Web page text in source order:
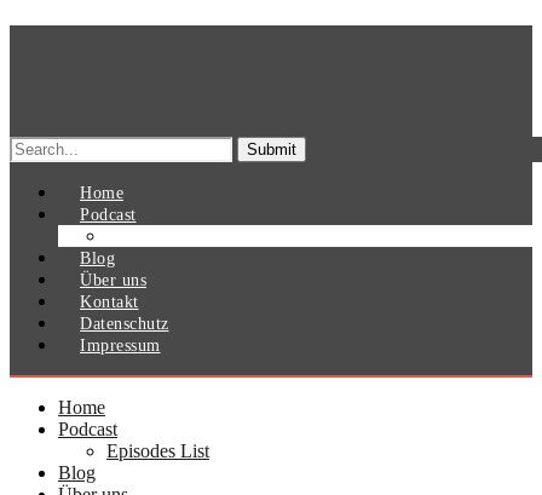
Search
for:
Home
Podcast
Blog
Über uns
Kontakt
Datenschutz
Impressum
Home
Podcast
Episodes List
Blog